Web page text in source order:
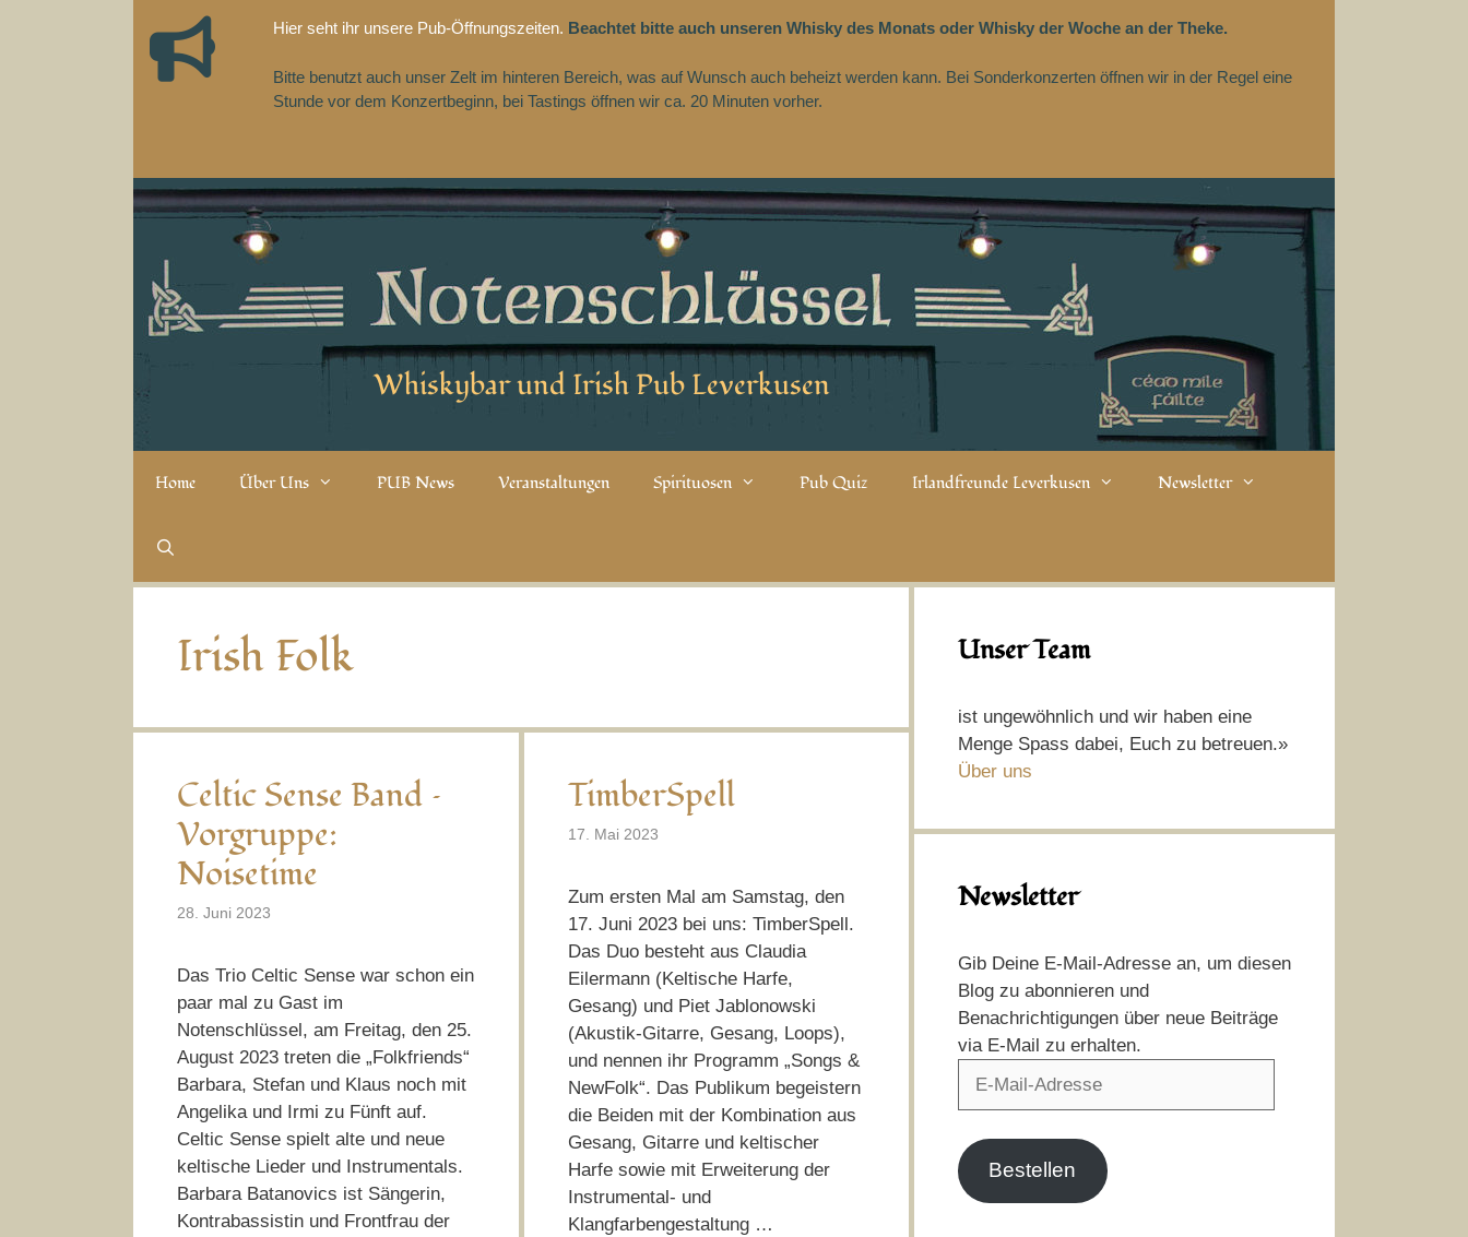
Hier seht ihr unsere Pub-Öffnungszeiten. Beachtet bitte auch unseren Whisky des Monats oder Whisky der Woche an der Theke.
Bitte benutzt auch unser Zelt im hinteren Bereich, was auf Wunsch auch beheizt werden kann. Bei Sonderkonzerten öffnen wir in der Regel eine
Stunde vor dem Konzertbeginn, bei Tastings öffnen wir ca. 20 Minuten vorher.
Whiskybar und Irish Pub Leverkusen
Home Über Uns PUB News Veranstaltungen Spirituosen Pub Quiz Irlandfreunde Leverkusen Newsletter
Irish Folk
Celtic Sense Band –
Vorgruppe:
Noisetime
28. Juni 2023
Das Trio Celtic Sense war schon ein
paar mal zu Gast im
Notenschlüssel, am Freitag, den 25.
August 2023 treten die „Folkfriends“
Barbara, Stefan und Klaus noch mit
Angelika und Irmi zu Fünft auf.
Celtic Sense spielt alte und neue
keltische Lieder und Instrumentals.
Barbara Batanovics ist Sängerin,
Kontrabassistin und Frontfrau der
TimberSpell
17. Mai 2023
Zum ersten Mal am Samstag, den
17. Juni 2023 bei uns: TimberSpell.
Das Duo besteht aus Claudia
Eilermann (Keltische Harfe,
Gesang) und Piet Jablonowski
(Akustik-Gitarre, Gesang, Loops),
und nennen ihr Programm „Songs &
NewFolk“. Das Publikum begeistern
die Beiden mit der Kombination aus
Gesang, Gitarre und keltischer
Harfe sowie mit Erweiterung der
Instrumental- und
Klangfarbengestaltung …
Unser Team
ist ungewöhnlich und wir haben eine
Menge Spass dabei, Euch zu betreuen.»
Über uns
Newsletter
Gib Deine E-Mail-Adresse an, um diesen
Blog zu abonnieren und
Benachrichtigungen über neue Beiträge
via E-Mail zu erhalten.
Bestellen